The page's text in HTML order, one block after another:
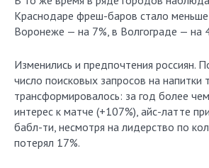
Краснодаре фреш-баров стало меньше
Воронеже — на 7%, в Волгограде — на
Изменились и предпочтения россиян.
число поисковых запросов на напитки
трансформировалось: за год более
интерес к матче (+107%), айс-латте
бабл-ти, несмотря на лидерство по
потерял 17%.